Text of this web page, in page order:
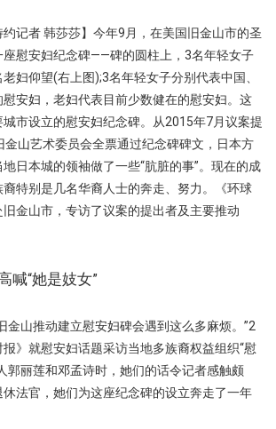
约记者 韩莎莎】今年9月，在美国旧金山市的圣
座慰安妇纪念碑——碑的圆柱上，3名年轻女子
妇仰望(右上图);3名年轻女子分别代表中国、
安妇，老妇代表目前少数健在的慰安妇。这
市设立的慰安妇纪念碑。从2015年7月议案提
金山艺术委员会全票通过纪念碑碑文，日本方
日本城的领袖做了一些“肮脏的事”。现在的成
特别是几名华裔人士的奔走、努力。《环球
金山市，专访了议案的提出者及主要推动
喊“她是妓女”
金山推动建立慰安妇碑会遇到这么多麻烦。”2
》就慰安妇话题采访当地多族裔权益组织“慰
郭丽莲和邓孟诗时，她们的话令记者感触颇
法官，她们为这座纪念碑的设立奔走了一年